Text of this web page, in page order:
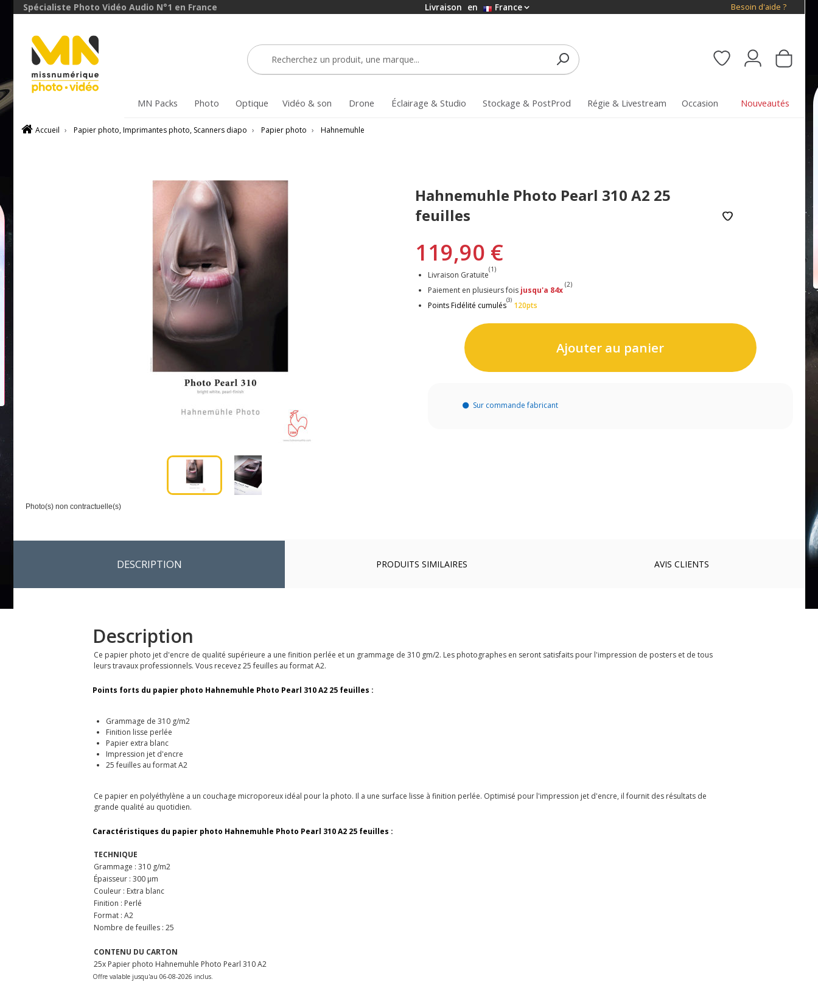
Spécialiste Photo Vidéo Audio N°1 en France Livraison en France Besoin d'aide ?
MN Packs Photo Optique Vidéo & son Drone Éclairage & Studio Stockage & PostProd Régie & Livestream Occasion Nouveautés
Accueil › Papier photo, Imprimantes photo, Scanners diapo › Papier photo › Hahnemuhle
Photo(s) non contractuelle(s)
Hahnemuhle Photo Pearl 310 A2 25
feuilles
119,90 €
Livraison Gratuite
(1)
Paiement en plusieurs fois jusqu'a 84x
(2)
Points Fidélité cumulés
(3)
120pts
Ajouter au panier
Sur commande fabricant
DESCRIPTION PRODUITS SIMILAIRES AVIS CLIENTS
Description
Ce papier photo jet d'encre de qualité supérieure a une finition perlée et un grammage de 310 gm/2. Les photographes en seront satisfaits pour l'impression de posters et de tous
leurs travaux professionnels. Vous recevez 25 feuilles au format A2.
Points forts du papier photo Hahnemuhle Photo Pearl 310 A2 25 feuilles :
Grammage de 310 g/m2
Finition lisse perlée
Papier extra blanc
Impression jet d'encre
25 feuilles au format A2
Ce papier en polyéthylène a un couchage microporeux idéal pour la photo. Il a une surface lisse à finition perlée. Optimisé pour l'impression jet d'encre, il fournit des résultats de
grande qualité au quotidien.
Caractéristiques du papier photo Hahnemuhle Photo Pearl 310 A2 25 feuilles :
TECHNIQUE
Grammage : 310 g/m2
Épaisseur : 300 µm
Couleur : Extra blanc
Finition : Perlé
Format : A2
Nombre de feuilles : 25
CONTENU DU CARTON
25x Papier photo Hahnemuhle Photo Pearl 310 A2
Offre valable jusqu'au 06-08-2026 inclus.